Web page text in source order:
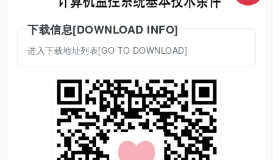
下载信息[DOWNLOAD INFO]
进入下载地址列表[GO TO DOWNLOAD]